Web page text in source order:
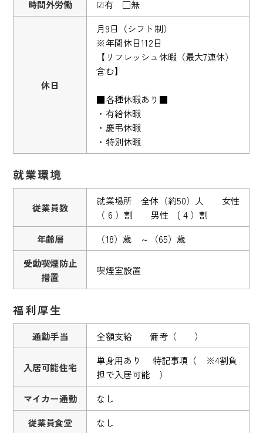
時間外労働
☑有 □無
休日
月9日（シフト制）
※年間休日112日
【リフレッシュ休暇（最大7連休）
含む】
■各種休暇あり■
・有給休暇
・慶弔休暇
・特別休暇
就業環境
従業員数
就業場所 全体（約50）人 女性
（ 6 ）割 男性 ( 4 ）割
年齢層
（18）歳 ～（65）歳
受動喫煙防止
措置
喫煙室設置
福利厚生
通勤手当 全額支給 備考（ ）
入居可能住宅
単身用あり 特記事項（ ※4割負
担で入居可能 ）
マイカー通勤
なし
従業員食堂
なし